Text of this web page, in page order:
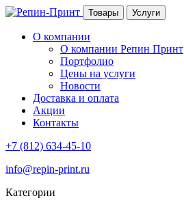
Товары Услуги
О компании
О компании Репин Принт
Портфолио
Цены на услуги
Новости
Доставка и оплата
Акции
Контакты
+7 (812) 634-45-10
info@repin-print.ru
Категории